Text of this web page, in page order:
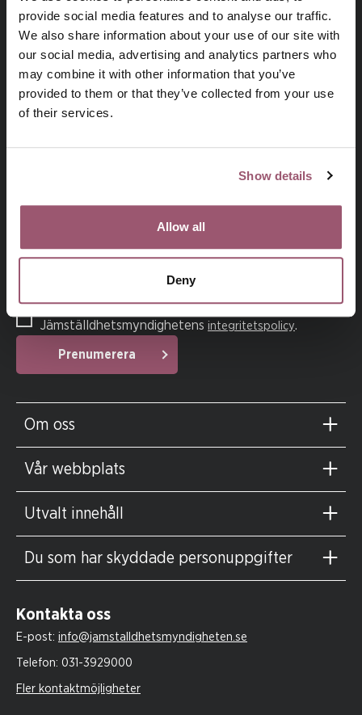
provide social media features and to analyse our traffic.
We also share information about your use of our site with
our social media, advertising and analytics partners who
may combine it with other information that you’ve
provided to them or that they’ve collected from your use
of their services.
Show details
Allow all
Deny
Jämställdhetsmyndigheten för att kvinnor och män, flickor
Prenumerera på vårt nyhetsbrev
Prenumerera
Jämställdhetsmyndighetens integritetspolicy.
Om oss
Vår webbplats
Utvalt innehåll
Du som har skyddade personuppgifter
Kontakta oss
E-post: info@jamstalldhetsmyndigheten.se
Telefon: 031-3929000
Fler kontaktmöjligheter